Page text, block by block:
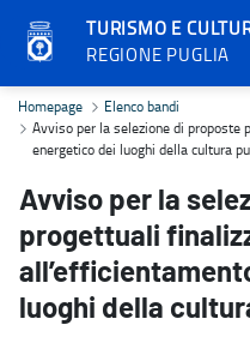
TURISMO E
REGIONE PUGLIA
Avviso per la selezione di
Homepage
Elenco bandi
Avviso per la selezione di proposte
energetico dei luoghi della cultura
Avviso per la
progettuali
luoghi della